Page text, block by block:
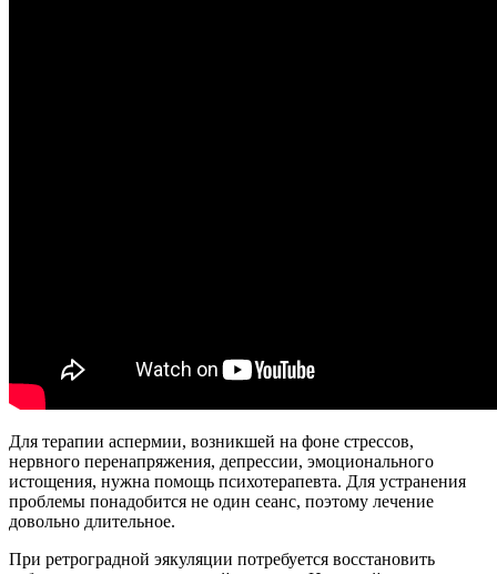
Для терапии аспермии, возникшей на фоне стрессов,
нервного перенапряжения, депрессии, эмоционального
истощения, нужна помощь психотерапевта. Для устранения
проблемы понадобится не один сеанс, поэтому лечение
довольно длительное.
При ретроградной эякуляции потребуется восстановить